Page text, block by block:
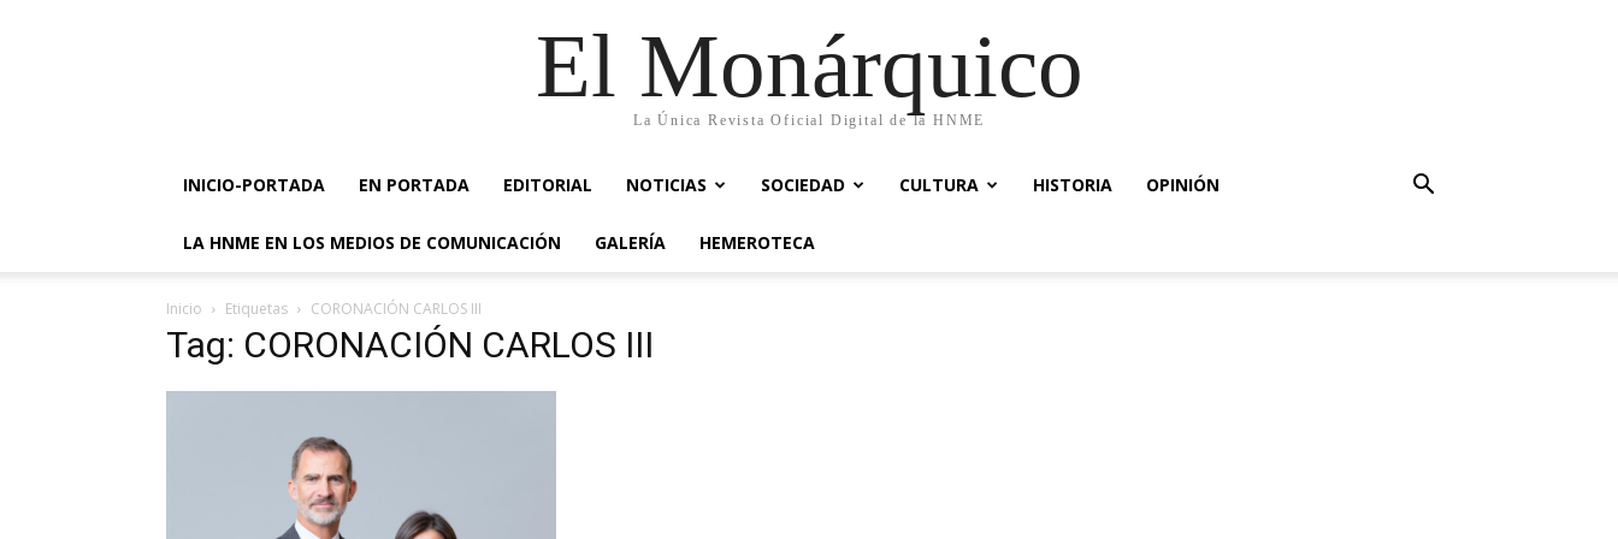
El Monárquico
La Única Revista Oficial Digital de la HNME
INICIO-PORTADA EN PORTADA EDITORIAL NOTICIAS SOCIEDAD CULTURA HISTORIA OPINIÓN
LA HNME EN LOS MEDIOS DE COMUNICACIÓN GALERÍA HEMEROTECA
Inicio Etiquetas CORONACIÓN CARLOS III
Tag: CORONACIÓN CARLOS III